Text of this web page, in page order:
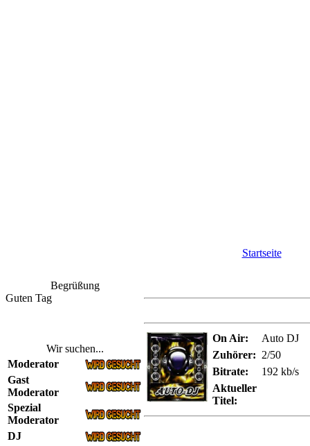
Startseite
Begrüßung
Guten Tag
Wir suchen...
Moderator
Gast
Moderator
Spezial
Moderator
DJ
On Air:
Auto DJ
Zuhörer: 2/50
Bitrate:
192 kb/s
Aktueller
Titel: